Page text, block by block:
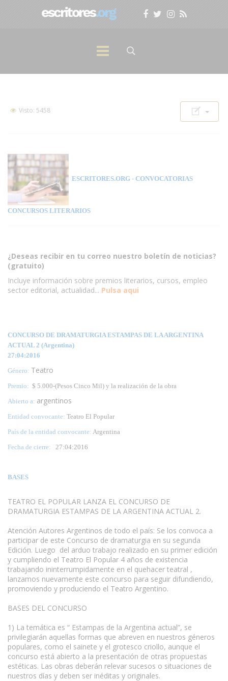
Visto: 5458
ESCRITORES.ORG - CONVOCATORIAS
CONCURSOS LITERARIOS
¿Deseas recibir en tu correo nuestro boletín de noticias?
(gratuito)
Incluye información sobre premios literarios, cursos, empleo
sector editorial, actualidad... Pulsa aqui
CONCURSO DE DRAMATURGIA ESTAMPAS DE LA ARGENTINA
ACTUAL 2 (Argentina)
27:04:2016
Género: Teatro
Premio: $ 5.000-(Pesos Cinco Mil) y la realización de la obra
Abierto a: argentinos
Entidad convocante: Teatro El Popular
País de la entidad convocante: Argentina
Fecha de cierre: 27:04:2016
BASES
TEATRO EL POPULAR LANZA EL CONCURSO DE
DRAMATURGIA ESTAMPAS DE LA ARGENTINA ACTUAL 2.
Atención Autores Argentinos de todo el país: Se los convoca a
participar de este Concurso de dramaturgia en su segunda
Edición. Luego del arduo trabajo realizado en su primer edición
y cumpliendo el Teatro El Popular 4 años de existencia
trabajando ininterrumpidamente en el quehacer teatral ,
lanzamos nuevamente este concurso para seguir difundiendo,
promoviendo y produciendo el Teatro Argentino.
BASES DEL CONCURSO
1) La temática es “ Estampas de la Argentina actual”, se
privilegiarán aquellas formas que abreven en nuestros géneros
populares, como el sainete y el grotesco criollo, aunque el
concurso está abierto a la presentación de otras propuestas
estéticas. Las obras deberán relevar sucesos o situaciones de
nuestros días y deben ser inéditas y originales.